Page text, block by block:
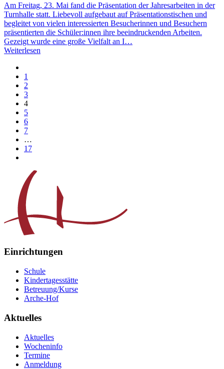
Am Freitag, 23. Mai fand die Präsentation der Jahresarbeiten in der
Turnhalle statt. Liebevoll aufgebaut auf Präsentationstischen und
begleitet von vielen interessierten Besucherinnen und Besuchern
präsentierten die Schüler:innen ihre beeindruckenden Arbeiten.
Gezeigt wurde eine große Vielfalt an I…
Weiterlesen
1
2
3
4
5
6
7
…
17
Einrichtungen
Schule
Kindertagesstätte
Betreuung/Kurse
Arche-Hof
Aktuelles
Aktuelles
Wocheninfo
Termine
Anmeldung